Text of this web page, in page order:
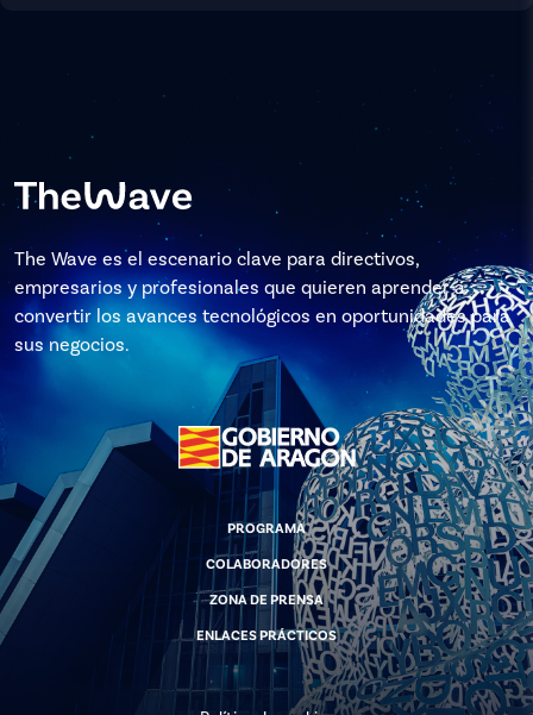
The Wave es el escenario clave para directivos,
empresarios y profesionales que quieren aprender a
convertir los avances tecnológicos en oportunidades para
sus negocios.
PROGRAMA
COLABORADORES
ZONA DE PRENSA
ENLACES PRÁCTICOS